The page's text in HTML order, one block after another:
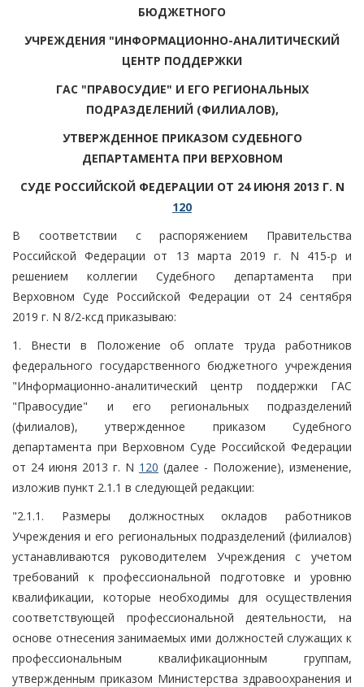
БЮДЖЕТНОГО
УЧРЕЖДЕНИЯ "ИНФОРМАЦИОННО-АНАЛИТИЧЕСКИЙ
ЦЕНТР ПОДДЕРЖКИ
ГАС "ПРАВОСУДИЕ" И ЕГО РЕГИОНАЛЬНЫХ
ПОДРАЗДЕЛЕНИЙ (ФИЛИАЛОВ),
УТВЕРЖДЕННОЕ ПРИКАЗОМ СУДЕБНОГО
ДЕПАРТАМЕНТА ПРИ ВЕРХОВНОМ
СУДЕ РОССИЙСКОЙ ФЕДЕРАЦИИ ОТ 24 ИЮНЯ 2013 Г. N
120
В соответствии с распоряжением Правительства
Российской Федерации от 13 марта 2019 г. N 415-р и
решением коллегии Судебного департамента при
Верховном Суде Российской Федерации от 24 сентября
2019 г. N 8/2-ксд приказываю:
1. Внести в Положение об оплате труда работников
федерального государственного бюджетного учреждения
"Информационно-аналитический центр поддержки ГАС
"Правосудие" и его региональных подразделений
(филиалов), утвержденное приказом Судебного
департамента при Верховном Суде Российской Федерации
от 24 июня 2013 г. N 120 (далее - Положение), изменение,
изложив пункт 2.1.1 в следующей редакции:
"2.1.1. Размеры должностных окладов работников
Учреждения и его региональных подразделений (филиалов)
устанавливаются руководителем Учреждения с учетом
требований к профессиональной подготовке и уровню
квалификации, которые необходимы для осуществления
соответствующей профессиональной деятельности, на
основе отнесения занимаемых ими должностей служащих к
профессиональным квалификационным группам,
утвержденным приказом Министерства здравоохранения и